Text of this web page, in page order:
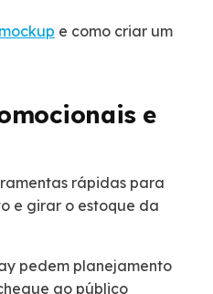
e como criar um
e
rápidas para
e girar o estoque da
pedem planejamento
ao público